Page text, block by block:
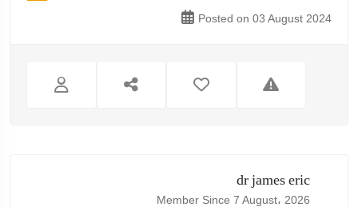
Posted on 03 August 2024
dr james eric
Member Since 7 August، 2026